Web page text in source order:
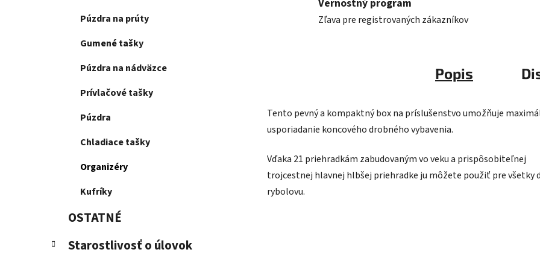
Púzdra na prúty
Gumené tašky
Púzdra na nádväzce
Prívlačové tašky
Púzdra
Chladiace tašky
Organizéry
Kufríky
OSTATNÉ
Starostlivosť o úlovok
Vernostný program
Zľava pre registrovaných zákazníkov
Popis
Tento pevný a kompaktný box na príslušenstvo umožňuje
usporiadanie koncového drobného vybavenia.
Vďaka 21 priehradkám zabudovaným vo veku a prispôsobiteľnej
trojcestnej hlavnej hlbšej priehradke ju môžete použiť pre všetky
rybolovu.